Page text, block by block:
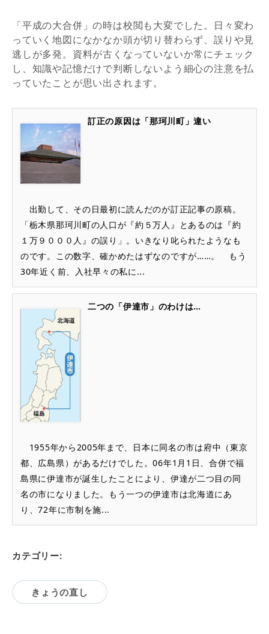
「平成の大合併」の時は校閲も大変でした。日々変わ
っていく地図になかなか頭が切り替わらず、誤りや見
逃しが多発。資料が古くなっていないか常にチェック
し、知識や記憶だけで判断しないよう細心の注意を払
っていたことが思い出されます。
訂正の原因は「那珂川町」違い
出勤して、その日最初に読んだのが訂正記事の原稿。
「栃木県那珂川町の人口が『約５万人』とあるのは『約
１万９０００人』の誤り」。いきなり叱られたようなも
のです。この数字、確かめたはずなのですが……。 もう
30年近く前、入社早々の私に...
二つの「伊達市」のわけは…
1955年から2005年まで、日本に同名の市は府中（東京
都、広島県）があるだけでした。06年1月1日、合併で福
島県に伊達市が誕生したことにより、伊達が二つ目の同
名の市になりました。もう一つの伊達市は北海道にあ
り、72年に市制を施...
カテゴリー:
きょうの直し